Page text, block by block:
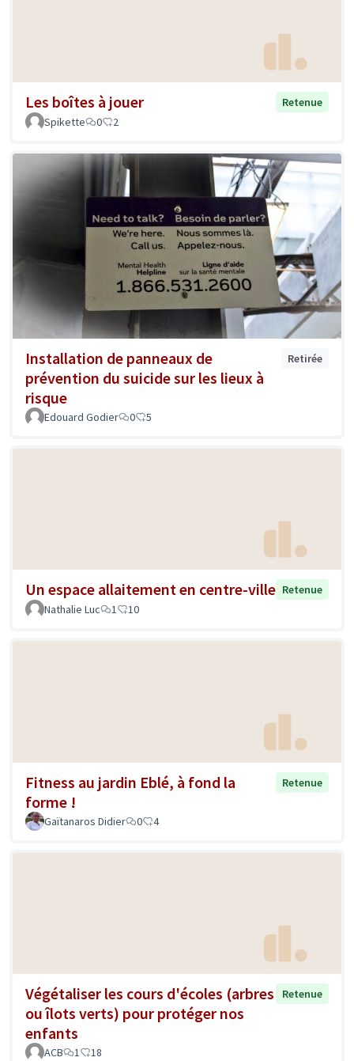
Les boîtes à jouer
Retenue
Spikette
0 2
Installation de panneaux de
prévention du suicide sur les lieux à
risque
Retirée
Edouard Godier 0 5
Un espace allaitement en centre-ville Retenue
Nathalie Luc
1 10
Fitness au jardin Eblé, à fond la
forme !
Retenue
Gaïtanaros Didier 0 4
Végétaliser les cours d'écoles (arbres
ou îlots verts) pour protéger nos
enfants
Retenue
ACB 1 18